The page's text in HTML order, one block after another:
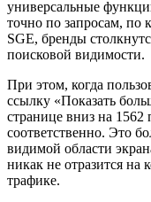
универсальные
точно по запросам, по
SGE, бренды
поисковой видимости.
При этом, когда
ссылку «Показать
странице вниз на 1562
соответственно. Это
видимой области
никак не отразится на
трафике.